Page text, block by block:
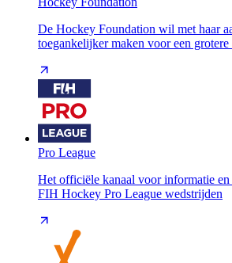
De Hockey Foundation wil met haar
toegankelijker maken voor een grotere
Pro League
Het officiële kanaal voor informatie
FIH Hockey Pro League wedstrijden